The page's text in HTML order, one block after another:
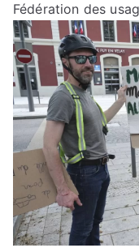
Fédération des